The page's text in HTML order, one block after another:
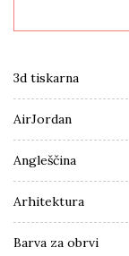
3d tiskarna
AirJordan
Angleščina
Arhitektura
Barva za obrvi